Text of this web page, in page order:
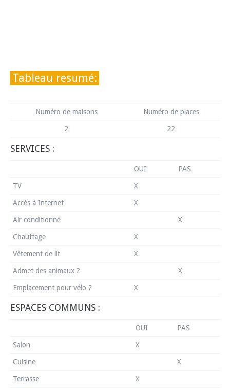
Tableau resumé:
Numéro de maisons Numéro de places
2 22
SERVICES :
OUI PAS
TV X
Accès à Internet X
Air conditionné X
Chauffage X
Vêtement de lit X
Admet des animaux ? X
Emplacement pour vélo ? X
ESPACES COMMUNS :
OUI PAS
Salon X
Cuisine X
Terrasse X